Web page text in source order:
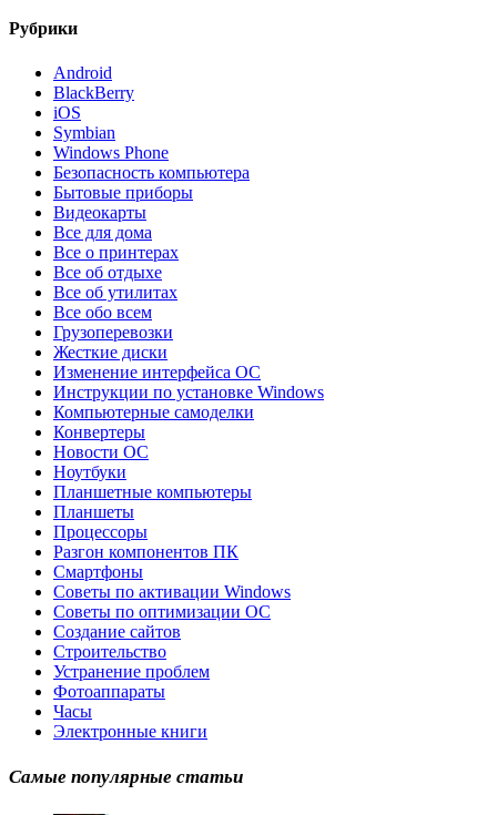
Рубрики
Android
BlackBerry
iOS
Symbian
Windows Phone
Безопасность компьютера
Бытовые приборы
Видеокарты
Все для дома
Все о принтерах
Все об отдыхе
Все об утилитах
Все обо всем
Грузоперевозки
Жесткие диски
Изменение интерфейса ОС
Инструкции по установке Windows
Компьютерные самоделки
Конвертеры
Новости ОС
Ноутбуки
Планшетные компьютеры
Планшеты
Процессоры
Разгон компонентов ПК
Смартфоны
Советы по активации Windows
Советы по оптимизации ОС
Создание сайтов
Строительство
Устранение проблем
Фотоаппараты
Часы
Электронные книги
Самые популярные статьи